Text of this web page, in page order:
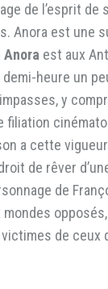
de l’esprit de
Anora est une
Anora est aux
demi-heure un
y
filiation
a cette
de rêver
de
de ceux